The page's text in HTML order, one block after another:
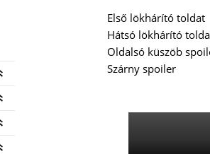
Első lökhárító toldat
Hátsó lökhárító
Oldalsó küszöb
Szárny spoiler